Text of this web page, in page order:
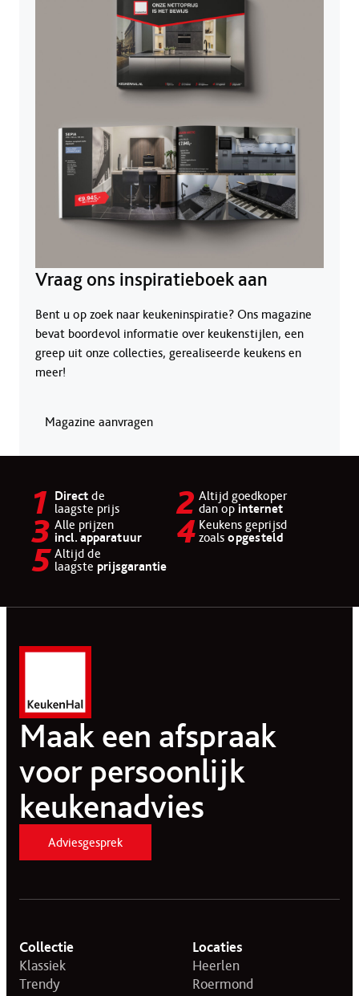
Vraag ons inspiratieboek aan
Bent u op zoek naar keukeninspiratie? Ons magazine
bevat boordevol informatie over keukenstijlen, een
greep uit onze collecties, gerealiseerde keukens en
meer!
Magazine aanvragen
Direct de
laagste prijs
Altijd goedkoper
dan opinternet
Alle prijzen
incl. apparatuur
Keukens geprijsd
zoals opgesteld
Altijd de
laagste prijsgarantie
Maak een afspraak
voor persoonlijk
keukenadvies
Adviesgesprek
Collectie
Klassiek
Trendy
Locaties
Heerlen
Roermond